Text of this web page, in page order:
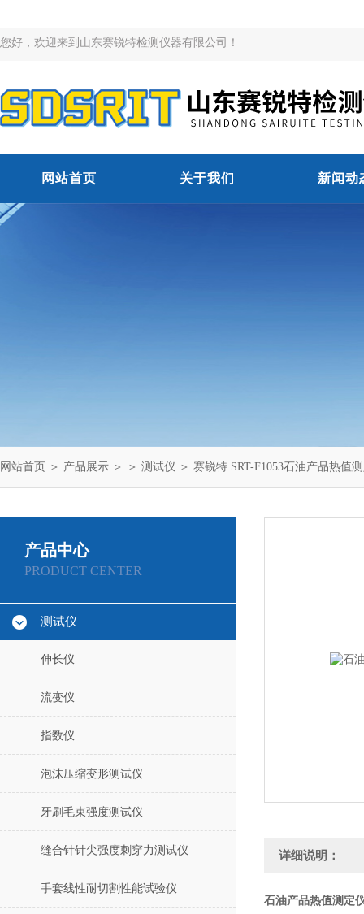
您好，欢迎来到山东赛锐特检测仪器有限公司！
网站首页 关于我们 新闻动
网站首页 ＞ 产品展示 ＞ ＞ 测试仪 ＞ 赛锐特 SRT-F1053石油产品热值
产品中心
PRODUCT CENTER
测试仪
伸长仪
流变仪
指数仪
泡沫压缩变形测试仪
牙刷毛束强度测试仪
缝合针针尖强度刺穿力测试仪
手套线性耐切割性能试验仪
详细说明：
石油产品热值测定